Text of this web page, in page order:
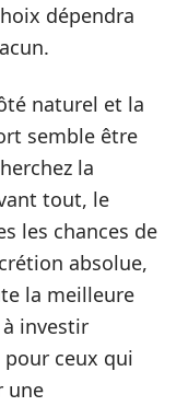
dépendra
naturel et la
semble être
la
tout, le
les chances de
absolue,
la meilleure
investir
ceux qui
une